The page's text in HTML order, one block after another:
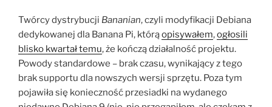
Twórcy dystrybucji Bananian, czyli modyfikacji Debiana
dedykowanej dla Banana Pi, którąopisywałem,ogłosili
blisko kwartał temu, że kończą działalność projektu.
Powody standardowe – brak czasu, wynikający z tego
brak supportu dla nowszych wersji sprzętu. Poza tym
pojawiła się konieczność przesiadki na wydanego